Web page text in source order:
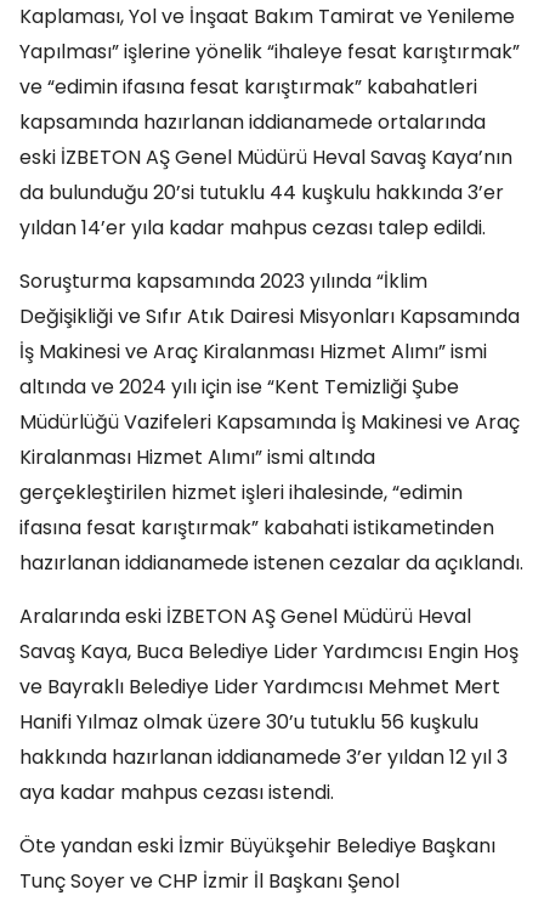
Kaplaması, Yol ve İnşaat Bakım Tamirat ve Yenileme
Yapılması” işlerine yönelik “ihaleye fesat karıştırmak”
ve “edimin ifasına fesat karıştırmak” kabahatleri
kapsamında hazırlanan iddianamede ortalarında
eski İZBETON AŞ Genel Müdürü Heval Savaş Kaya’nın
da bulunduğu 20’si tutuklu 44 kuşkulu hakkında 3’er
yıldan 14’er yıla kadar mahpus cezası talep edildi.
Soruşturma kapsamında 2023 yılında “İklim
Değişikliği ve Sıfır Atık Dairesi Misyonları Kapsamında
İş Makinesi ve Araç Kiralanması Hizmet Alımı” ismi
altında ve 2024 yılı için ise “Kent Temizliği Şube
Müdürlüğü Vazifeleri Kapsamında İş Makinesi ve Araç
Kiralanması Hizmet Alımı” ismi altında
gerçekleştirilen hizmet işleri ihalesinde, “edimin
ifasına fesat karıştırmak” kabahati istikametinden
hazırlanan iddianamede istenen cezalar da açıklandı.
Aralarında eski İZBETON AŞ Genel Müdürü Heval
Savaş Kaya, Buca Belediye Lider Yardımcısı Engin Hoş
ve Bayraklı Belediye Lider Yardımcısı Mehmet Mert
Hanifi Yılmaz olmak üzere 30’u tutuklu 56 kuşkulu
hakkında hazırlanan iddianamede 3’er yıldan 12 yıl 3
aya kadar mahpus cezası istendi.
Öte yandan eski İzmir Büyükşehir Belediye Başkanı
Tunç Soyer ve CHP İzmir İl Başkanı Şenol